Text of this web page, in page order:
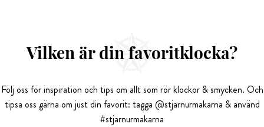
Vilken är din favoritklocka?
Följ oss för inspiration och tips om allt som rör klockor & smycken. Och
tipsa oss gärna om just din favorit: tagga @stjarnurmakarna & använd
#stjarnurmakarna